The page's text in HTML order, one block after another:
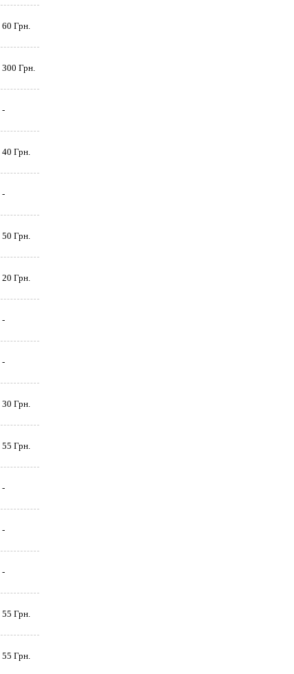
60 Грн.
300 Грн.
-
40 Грн.
-
50 Грн.
20 Грн.
-
-
30 Грн.
55 Грн.
-
-
-
55 Грн.
55 Грн.